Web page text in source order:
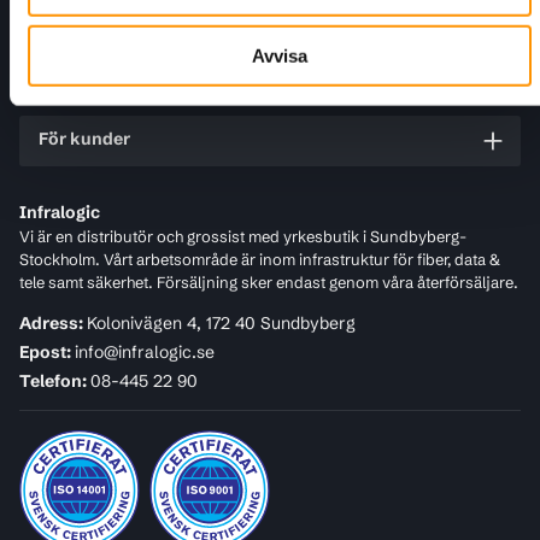
Avvisa
Infralogic
Vi är en distributör och grossist med yrkesbutik i Sundbyberg-
Stockholm. Vårt arbetsområde är inom infrastruktur för fiber, data &
tele samt säkerhet. Försäljning sker endast genom våra återförsäljare.
Adress: Kolonivägen 4, 172 40 Sundbyberg
Epost:info@infralogic.se
Telefon:08-445 22 90
Information
För kunder